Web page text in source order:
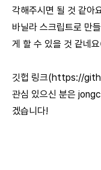
각해주시면 될 것 같아
바닐라 스크립트로 만
게 할 수 있을 것 같네
깃헙 링크(https://
관심 있으신 분은
겠습니다!